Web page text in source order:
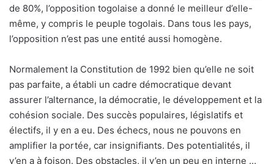
de 80%, l’opposition togolaise a donné le meilleur d’elle-
même, y compris le peuple togolais. Dans tous les pays,
l’opposition n’est pas une entité aussi homogène.
Normalement la Constitution de 1992 bien qu’elle ne soit
pas parfaite, a établi un cadre démocratique devant
assurer l’alternance, la démocratie, le développement et la
cohésion sociale. Des succès populaires, législatifs et
électifs, il y en a eu. Des échecs, nous ne pouvons en
amplifier la portée, car insignifiants. Des potentialités, il
y’en a à foison. Des obstacles, il y’en un peu en interne …